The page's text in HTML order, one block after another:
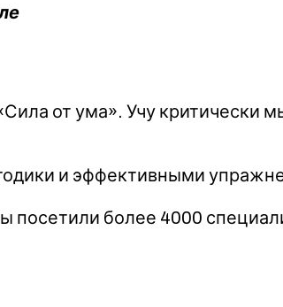
от ума». Учу критически
и эффективными
посетили более 4000